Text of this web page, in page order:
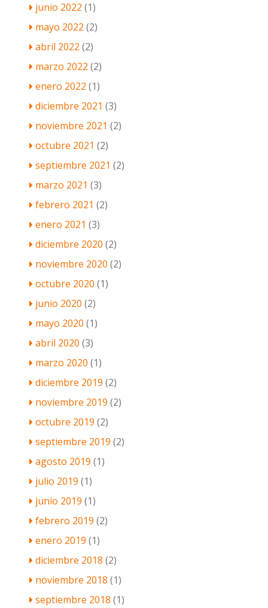
junio 2022 (1)
mayo 2022 (2)
abril 2022 (2)
marzo 2022 (2)
enero 2022 (1)
diciembre 2021 (3)
noviembre 2021 (2)
octubre 2021 (2)
septiembre 2021 (2)
marzo 2021 (3)
febrero 2021 (2)
enero 2021 (3)
diciembre 2020 (2)
noviembre 2020 (2)
octubre 2020 (1)
junio 2020 (2)
mayo 2020 (1)
abril 2020 (3)
marzo 2020 (1)
diciembre 2019 (2)
noviembre 2019 (2)
octubre 2019 (2)
septiembre 2019 (2)
agosto 2019 (1)
julio 2019 (1)
junio 2019 (1)
febrero 2019 (2)
enero 2019 (1)
diciembre 2018 (2)
noviembre 2018 (1)
septiembre 2018 (1)